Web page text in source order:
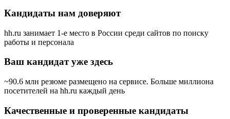
Кандидаты нам доверяют
hh.ru занимает 1-е место в России среди сайтов по поиску
работы и персонала
Ваш кандидат уже здесь
~90.6 млн резюме размещено на сервисе. Больше миллиона
посетителей на hh.ru каждый день
Качественные и проверенные кандидаты